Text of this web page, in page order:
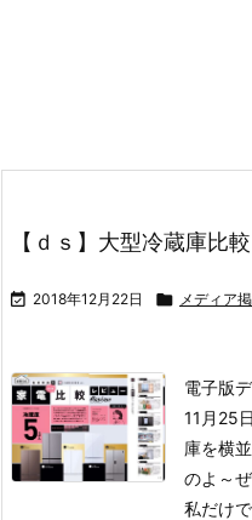
【ｄｓ】大型冷蔵庫比
 2018年12月22日  メディア
電子版
11月25
庫を横
のよ～
私だけ